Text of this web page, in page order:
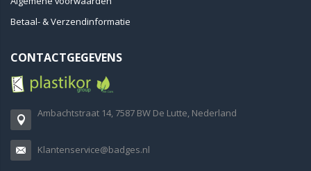
Betaal- & Verzendinformatie
CONTACTGEGEVENS
Ambachtstraat 14, 7587 BW De Lutte, Nederland
Klantenservice@badges.nl